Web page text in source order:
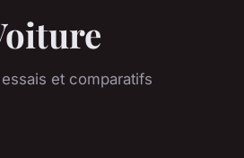
et comparatifs